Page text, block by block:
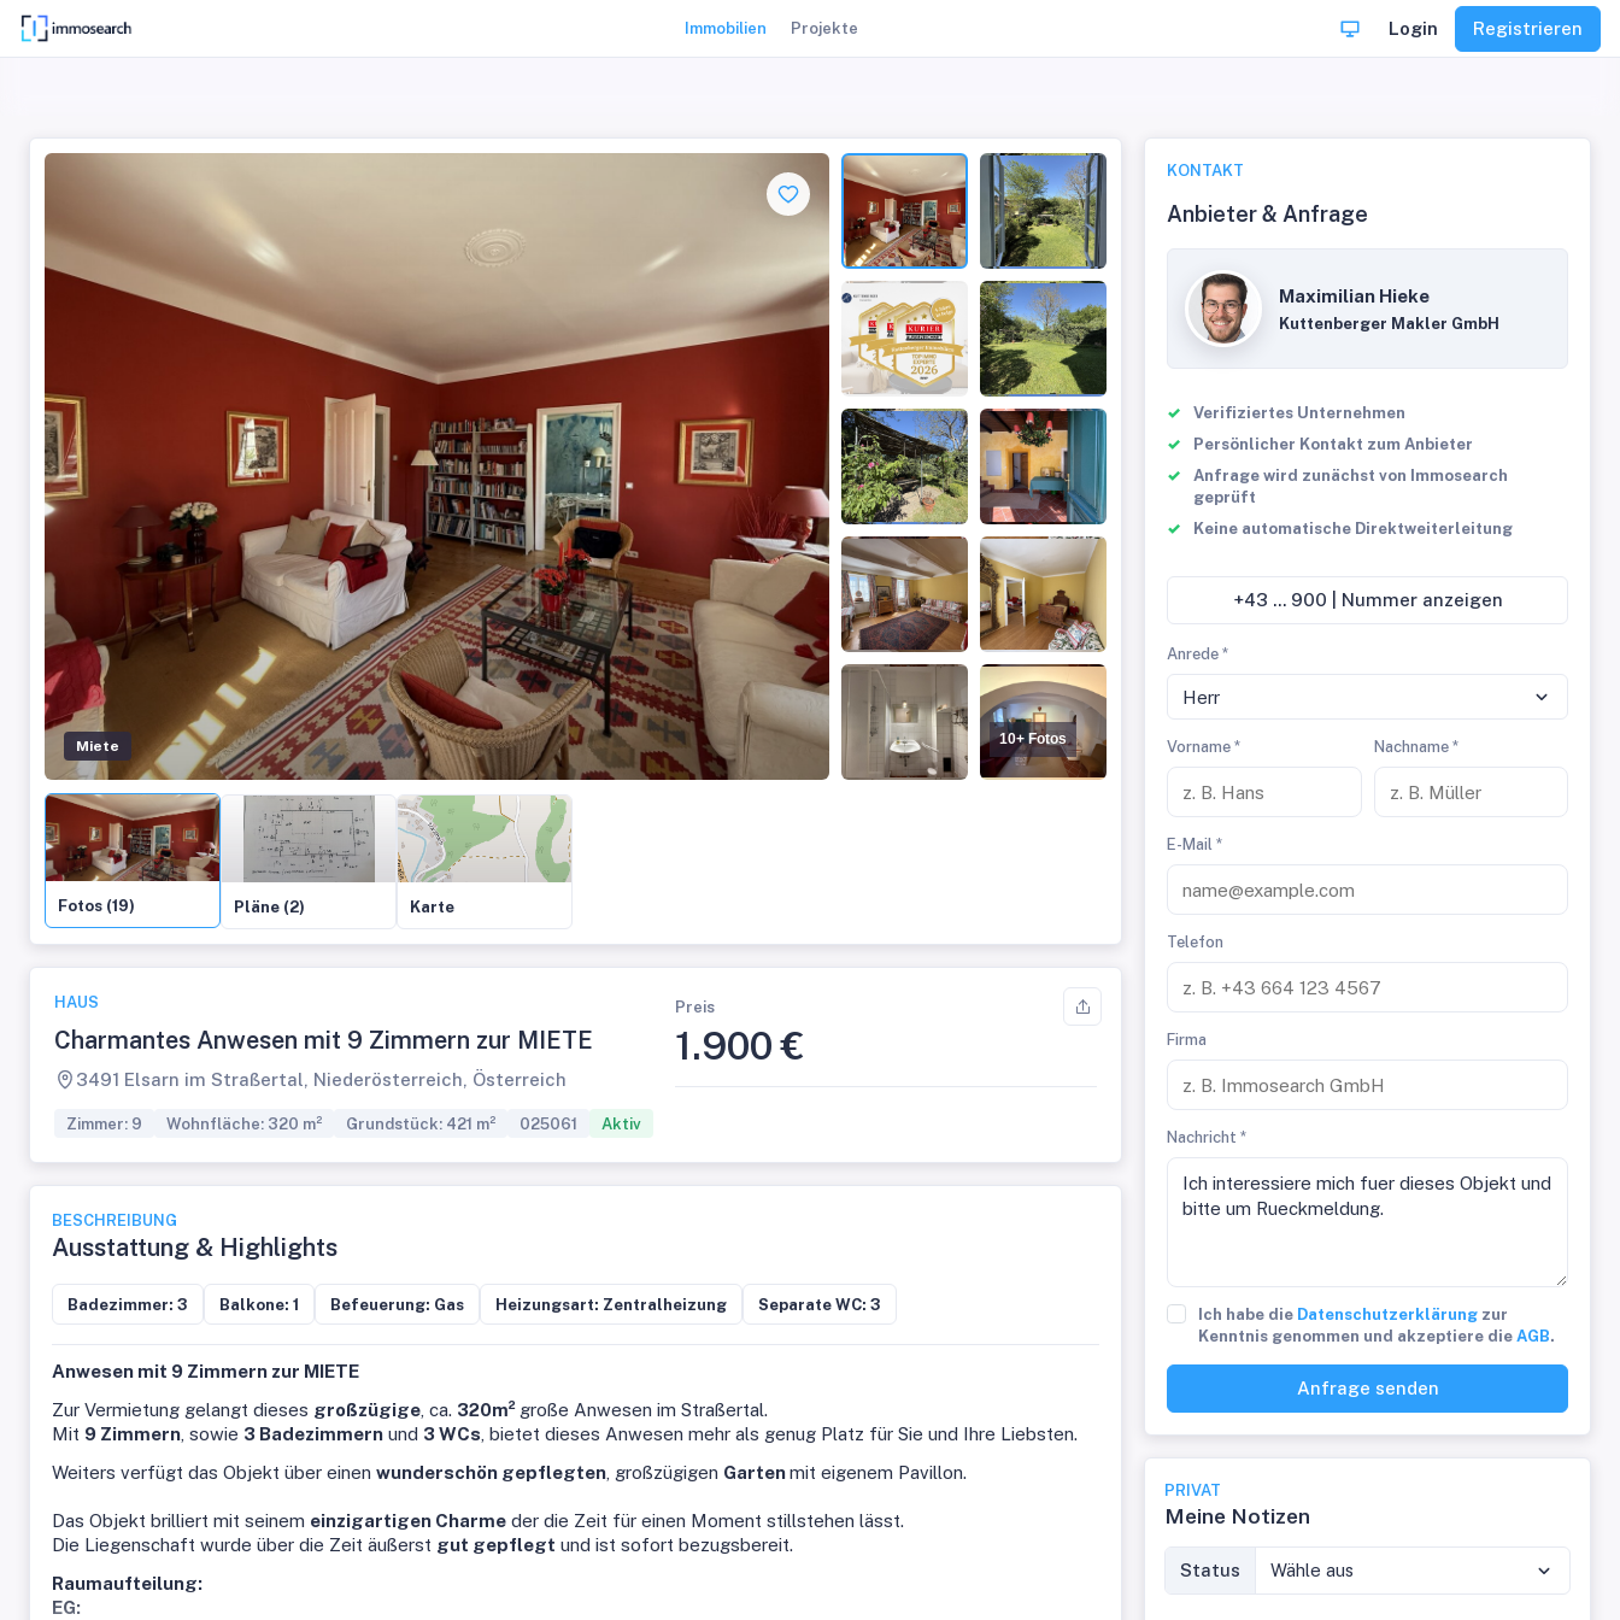
Immobilien Projekte Login Registrieren
Miete 10+ Fotos
Fotos (19) Pläne (2) Karte
HAUS
Charmantes Anwesen mit 9 Zimmern zur MIETE
3491 Elsarn im Straßertal, Niederösterreich, Österreich
Preis
1.900 €
Zimmer: 9 Wohnfläche: 320 m² Grundstück: 421 m² 025061 Aktiv
BESCHREIBUNG
Ausstattung & Highlights
Badezimmer: 3 Balkone: 1 Befeuerung: Gas Heizungsart: Zentralheizung Separate WC: 3
Anwesen mit 9 Zimmern zur MIETE
Zur Vermietung gelangt dieses großzügige , ca. 320m² große Anwesen im Straßertal.
Mit 9 Zimmern , sowie 3 Badezimmern und 3 WCs , bietet dieses Anwesen mehr als genug Platz für Sie und Ihre Liebsten.
Weiters verfügt das Objekt über einen wunderschön gepflegten , großzügigen Gartenmit eigenem Pavillon.
Das Objekt brilliert mit seinem einzigartigen Charme der die Zeit für einen Moment stillstehen lässt.
Die Liegenschaft wurde über die Zeit äußerst gut gepflegt und ist sofort bezugsbereit.
Raumaufteilung:
EG:
KONTAKT
Anbieter & Anfrage
Maximilian Hieke
Kuttenberger Makler GmbH
Verifiziertes Unternehmen
Persönlicher Kontakt zum Anbieter
Anfrage wird zunächst von Immosearch
geprüft
Keine automatische Direktweiterleitung
+43 ... 900 | Nummer anzeigen
Anrede *
Herr
Vorname * Nachname *
E-Mail *
Telefon
Firma
Nachricht *
Ich habe die Datenschutzerklärung zur
Kenntnis genommen und akzeptiere dieAGB.
Anfrage senden
PRIVAT
Meine Notizen
Status Wähle aus